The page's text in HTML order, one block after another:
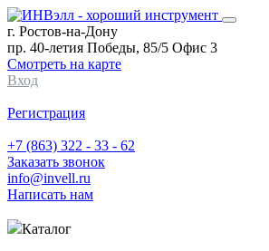
г. Ростов-на-Дону
пр. 40-летия Победы, 85/5 Офис 3
Смотреть на карте
Вход
Регистрация
+7 (863) 322 - 33 - 62
Заказать звонок
info@invell.ru
Написать нам
Каталог